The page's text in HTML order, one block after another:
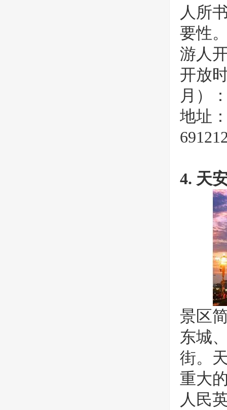
人所
要性
游人
开放
月）
地址
4. 天
景区
东城
街。
重大
人民